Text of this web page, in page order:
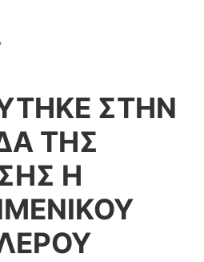
ΣΤΗΝ
ΤΗΣ
Η